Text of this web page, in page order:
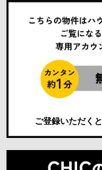
ご登録いただくと